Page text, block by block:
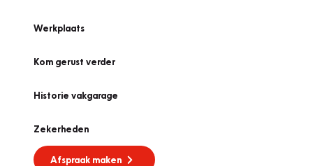
Werkplaats
Kom gerust verder
Historie vakgarage
Zekerheden
Afspraak maken